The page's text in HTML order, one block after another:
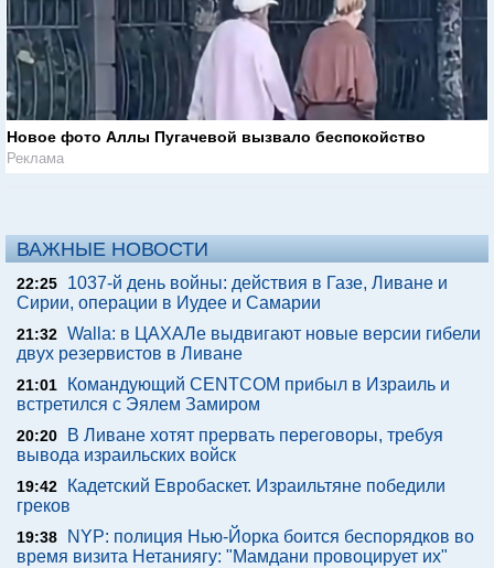
Новое фото Аллы Пугачевой вызвало беспокойство
Реклама
ВАЖНЫЕ НОВОСТИ
22:25
1037-й день войны: действия в Газе, Ливане и
Сирии, операции в Иудее и Самарии
21:32 Walla: в ЦАХАЛе выдвигают новые версии гибели
двух резервистов в Ливане
21:01
Командующий CENTCOM прибыл в Израиль и
встретился с Эялем Замиром
20:20
В Ливане хотят прервать переговоры, требуя
вывода израильских войск
19:42
Кадетский Евробаскет. Израильтяне победили
греков
19:38
NYP: полиция Нью-Йорка боится беспорядков во
время визита Нетаниягу: "Мамдани провоцирует их"